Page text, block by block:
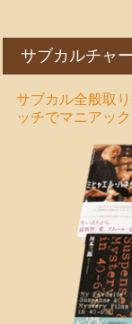
サブカルチャ
サブカル全般取
ッチでマニアッ